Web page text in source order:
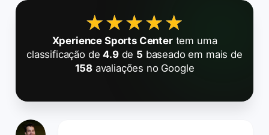
★★★★★
★★★★★
Xperience Sports Centertem uma
classificação de4.9de 5 baseado em mais de
158 avaliações no Google